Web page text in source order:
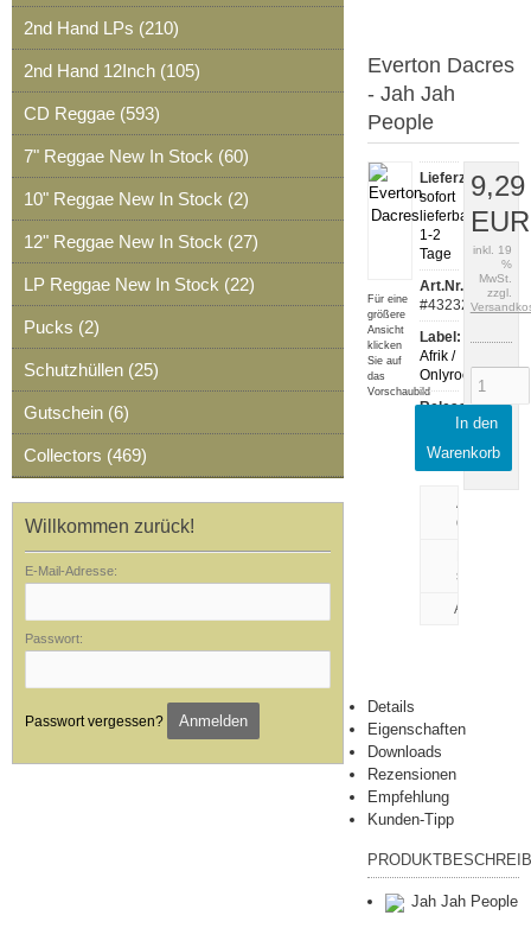
Everton Dacres
- Jah Jah
People
Für eine
größere
Ansicht
klicken
Sie auf
das
Vorschaubild
Lieferzeit:
sofort
lieferbar,
1-2
Tage
Art.Nr.:
#43232
Label:
Afrik /
Onlyroots
Release:
2019-
July
drucken
schreiben
9,29
EUR
inkl. 19
%
MwSt.
zzgl.
In den
Warenkorb
Details
Eigenschaften
Downloads
Rezensionen
Empfehlung
Kunden-Tipp
Jah Jah People
2nd Hand LPs (210)
2nd Hand 12Inch (105)
CD Reggae (593)
7" Reggae New In Stock (60)
10" Reggae New In Stock (2)
12" Reggae New In Stock (27)
LP Reggae New In Stock (22)
Pucks (2)
Schutzhüllen (25)
Gutschein (6)
Collectors (469)
Willkommen zurück!
E-Mail-Adresse:
Passwort:
Passwort vergessen? Anmelden